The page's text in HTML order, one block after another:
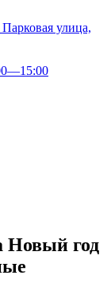
улица,
Новый год